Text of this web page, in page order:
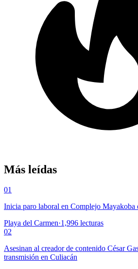
Más leídas
01
Inicia paro laboral en Complejo Mayakoba
Playa del Carmen·1,996 lecturas
02
Asesinan al creador de contenido César
transmisión en Culiacán